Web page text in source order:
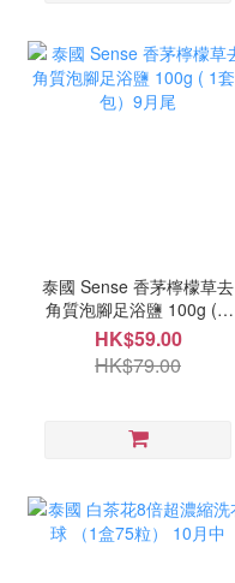
泰國 Sense 香茅檸檬草去
角質泡腳足浴鹽 100g ( 1
套3包）9月尾
HK$59.00
HK$79.00